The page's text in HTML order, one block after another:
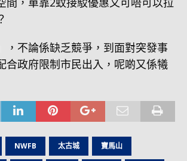
，不論係缺乏競爭，到面對突發事
合政府限制市民出入，呢啲又係犧
NWFB 太古城 寶馬山